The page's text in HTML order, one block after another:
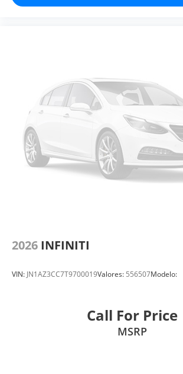
2026 INFINITI
VIN: JN1AZ3CC7T9700019Valores: 556507Modelo:
Call For Price
MSRP